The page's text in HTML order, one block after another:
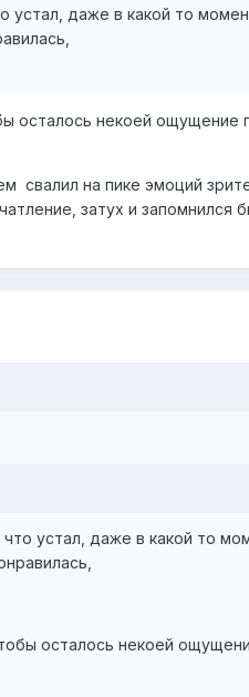
даже в какой то
осталось некоей
на пике эмоций
затух и запомнился
устал, даже в какой то
осталось некоей